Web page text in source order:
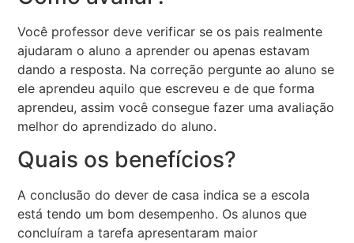
Você professor deve verificar se os pais realmente
ajudaram o aluno a aprender ou apenas estavam
dando a resposta. Na correção pergunte ao aluno se
ele aprendeu aquilo que escreveu e de que forma
aprendeu, assim você consegue fazer uma avaliação
melhor do aprendizado do aluno.
Quais os benefícios?
A conclusão do dever de casa indica se a escola
está tendo um bom desempenho. Os alunos que
concluíram a tarefa apresentaram maior